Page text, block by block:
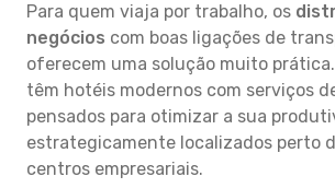
Para quem viaja por trabalho, os
negócios com boas ligações de
oferecem uma solução muito
têm hotéis modernos com serviços
pensados para otimizar a sua
estrategicamente localizados perto
centros empresariais.